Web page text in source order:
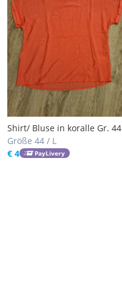
Shirt/ Bluse in koralle Gr. 44
Größe 44 / L
€ 4
PayLivery